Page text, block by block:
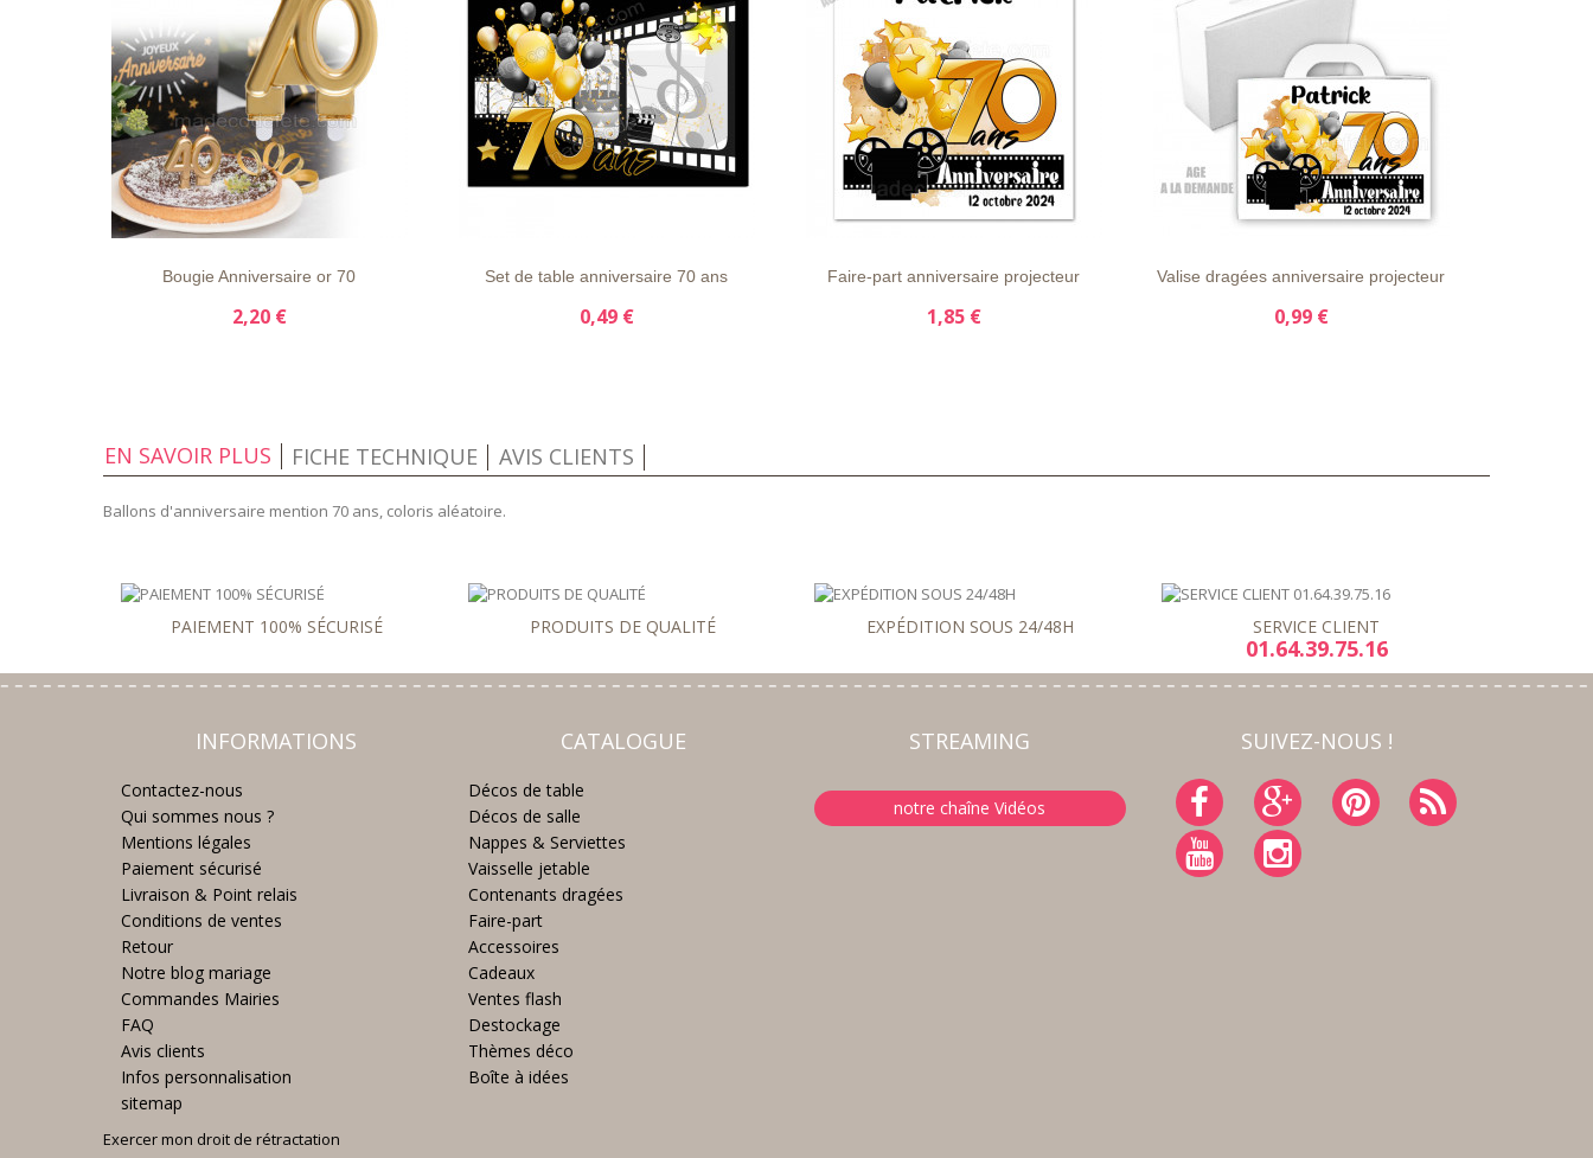
LISTE
D'ENVIE
APERÇU
RAPIDE
Bougie Anniversaire or 70
2,20 €
Set de table anniversaire 70 ans
0,49 €
D'ENVIE
APERÇU
RAPIDE
DÉTAILS
Faire-part anniversaire projecteur
1,85 €
APERÇU
RAPIDE
DÉTAILS
Valise dragées anniversaire projecteur
0,99 €
EN SAVOIR PLUS FICHE TECHNIQUE AVIS CLIENTS
Ballons d'anniversaire mention 70 ans, coloris aléatoire.
PAIEMENT 100% SÉCURISÉ PRODUITS DE QUALITÉ EXPÉDITION SOUS 24/48H SERVICE CLIENT
01.64.39.75.16
INFORMATIONS
Contactez-nous
Qui sommes nous ?
Mentions légales
Paiement sécurisé
Livraison & Point relais
Conditions de ventes
Retour
Notre blog mariage
Commandes Mairies
FAQ
Avis clients
Infos personnalisation
sitemap
CATALOGUE
Décos de table
Décos de salle
Nappes & Serviettes
Vaisselle jetable
Contenants dragées
Faire-part
Accessoires
Cadeaux
Ventes flash
Destockage
Thèmes déco
Boîte à idées
STREAMING
notre chaîne Vidéos
SUIVEZ-NOUS !
Exercer mon droit de rétractation